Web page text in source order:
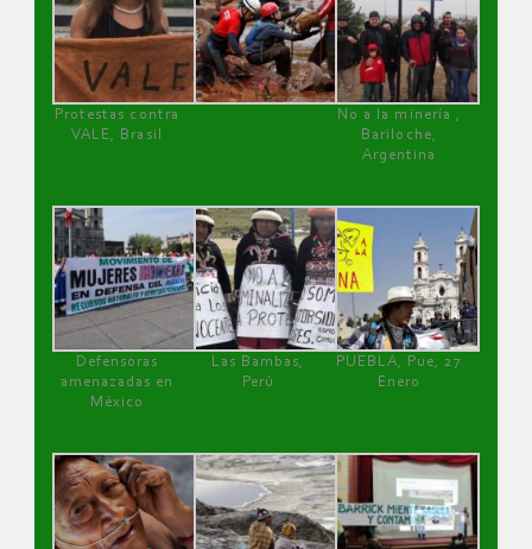
Protestas contra
VALE, Brasil
No a la minería ,
Bariloche,
Argentina
Defensoras
amenazadas en
México
Las Bambas,
Perú
PUEBLA, Pue, 27
Enero